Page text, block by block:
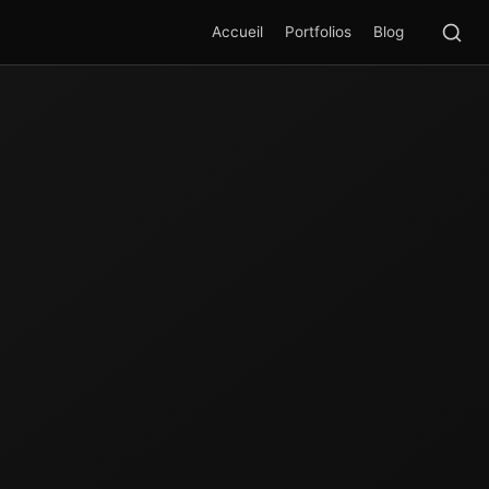
Accueil Portfolios Blog